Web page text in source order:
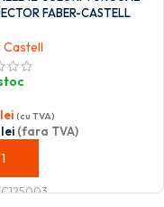
FABER-CASTELL
Castell
lei (cu TVA)
lei (fara TVA)
ÎN COȘ